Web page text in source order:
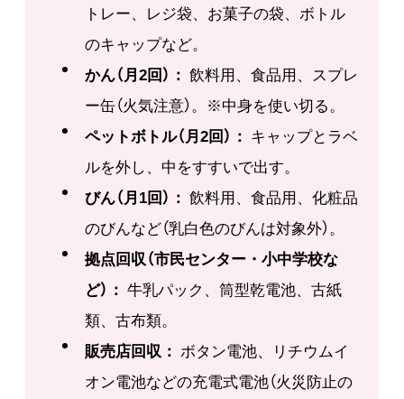
トレー、レジ袋、お菓子の袋、ボトル
のキャップなど。
かん（月2回）： 飲料用、食品用、スプレ
ー缶（火気注意）。※中身を使い切る。
ペットボトル（月2回）： キャップとラベ
ルを外し、中をすすいで出す。
びん（月1回）： 飲料用、食品用、化粧品
のびんなど（乳白色のびんは対象外）。
拠点回収（市民センター・小中学校な
ど）： 牛乳パック、筒型乾電池、古紙
類、古布類。
販売店回収： ボタン電池、リチウムイ
オン電池などの充電式電池（火災防止の